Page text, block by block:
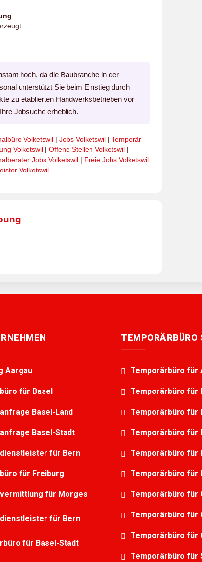
hoch, da die Baubranche in der
unterstützt Sie beim Einstieg durch
zu etablierten Handwerksbetrieben vor
Jobsuche erheblich.
Volketswil | Jobs Volketswil | Temporär
Volketswil | Offene Stellen Volketswil |
Jobs Volketswil | Freie Jobs Volketswil
Volketswil
Aargau
für Basel
Basel-Land
Basel-Stadt
für Bern
für Freiburg
für Morges
für Bern
für Basel-Stadt
TEMPORÄRBÜRO
Temporärbüro für
Temporärbüro für
Temporärbüro für
Temporärbüro für
Temporärbüro für
Temporärbüro für
Temporärbüro für
Temporärbüro für
Temporärbüro für
Temporärbüro für